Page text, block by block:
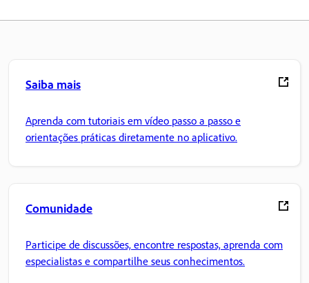
Saiba mais
Aprenda com tutoriais em vídeo passo a passo e
orientações práticas diretamente no aplicativo.
Comunidade
Participe de discussões, encontre respostas, aprenda com
especialistas e compartilhe seus conhecimentos.